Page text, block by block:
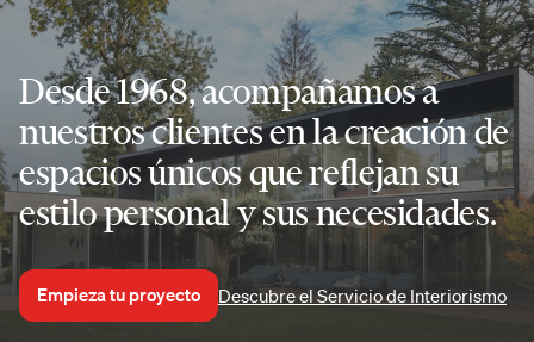
Desde 1968, acompañamos a
nuestros clientes en la creación de
espacios únicos que reflejan su
estilo personal y sus necesidades.
Empieza tu proyecto Descubre el Servicio de Interiorismo